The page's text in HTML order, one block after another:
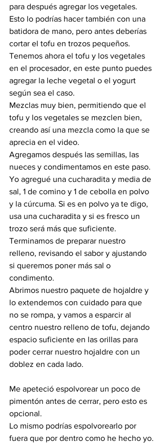
para después agregar los vegetales.
Esto lo podrías hacer también con una
batidora de mano, pero antes deberías
cortar el tofu en trozos pequeños.
Tenemos ahora el tofu y los vegetales
en el procesador, en este punto puedes
agregar la leche vegetal o el yogurt
según sea el caso.
Mezclas muy bien, permitiendo que el
tofu y los vegetales se mezclen bien,
creando así una mezcla como la que se
aprecia en el video.
Agregamos después las semillas, las
nueces y condimentamos en este paso.
Yo agregué una cucharadita y media de
sal, 1 de comino y 1 de cebolla en polvo
y la cúrcuma. Si es en polvo ya te digo,
usa una cucharadita y si es fresco un
trozo será más que suficiente.
Terminamos de preparar nuestro
relleno, revisando el sabor y ajustando
si queremos poner más sal o
condimento.
Abrimos nuestro paquete de hojaldre y
lo extendemos con cuidado para que
no se rompa, y vamos a esparcir al
centro nuestro relleno de tofu, dejando
espacio suficiente en las orillas para
poder cerrar nuestro hojaldre con un
doblez en cada lado.
Me apeteció espolvorear un poco de
pimentón antes de cerrar, pero esto es
opcional.
Lo mismo podrías espolvorearlo por
fuera que por dentro como he hecho yo.